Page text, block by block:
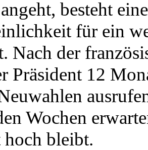
besteht
für ein
Nach der
Präsident 12
Wochen
bleibt.